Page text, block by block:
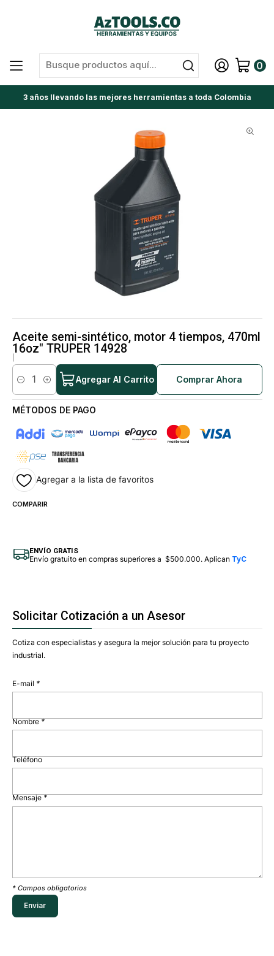
0
3 años llevando las mejores herramientas a toda Colombia
Aceite semi-sintético, motor 4 tiempos, 470ml
16oz" TRUPER 14928
Cantidad
Agregar Al Carrito Comprar Ahora
MÉTODOS DE PAGO
Agregar a la lista de favoritos
COMPARIR
ENVÍO GRATIS
Envío gratuito en compras superiores a $500.000. Aplican TyC
Solicitar Cotización a un Asesor
Cotiza con especialistas y asegura la mejor solución para tu proyecto
industrial.
E-mail *
Nombre*
Teléfono
Mensaje *
* Campos obligatorios